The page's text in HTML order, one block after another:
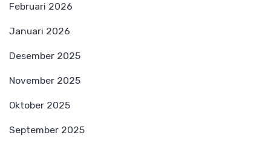
Februari 2026
Januari 2026
Desember 2025
November 2025
Oktober 2025
September 2025